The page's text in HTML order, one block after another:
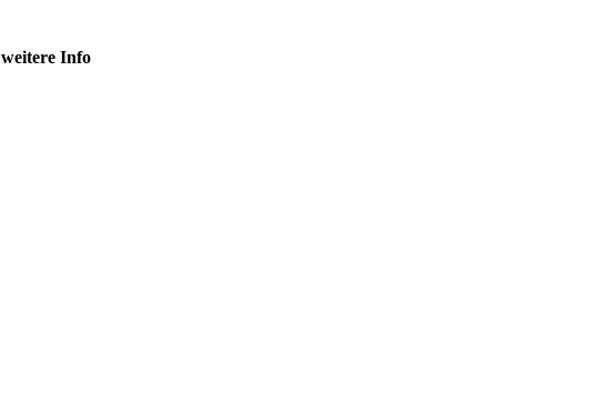
weitere Info